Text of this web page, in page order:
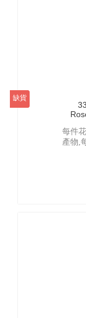
折扣
缺貨
每件
產物,
差異,
而有